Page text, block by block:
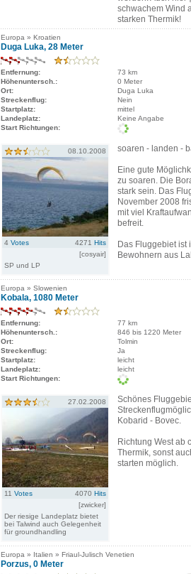
schwachem Wind
starken Thermik!
Europa » Kroatien
Duga Luka, 28 Meter
Entfernung:
73 km
Höhenuntersch.:
0 Meter
Ort:
Duga Luka
Streckenflug:
Nein
Startplatz:
mittel
Landeplatz:
Keine Angabe
Start Richtungen:
08.10.2008
4 Votes 4271 Hits
[cosyair]
SP und LP
soaren - landen -
Eine gute
zu soaren. Die
stark sein. Das
November 2008
mit viel
befreit.
Das Fluggebiet ist
Bewohnern aus
Europa » Slowenien
Kobala, 1080 Meter
Entfernung:
77 km
Höhenuntersch.:
846 bis 1220 Meter
Ort:
Tolmin
Streckenflug:
Ja
Startplatz:
leicht
Landeplatz:
leicht
Start Richtungen:
27.02.2008
11 Votes 4070 Hits
[zwicker]
Der riesige Landeplatz bietet
bei Talwind auch Gelegenheit
für groundhandling
Schönes
Kobarid - Bovec.
Richtung West ab
Thermik, sonst
starten möglich.
Europa » Italien » Friaul-Julisch Venetien
Porzus, 0 Meter